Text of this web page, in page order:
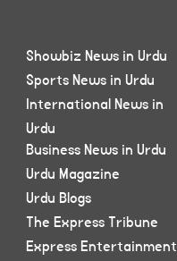
Showbiz News in Urdu
Sports News in Urdu
International News in
Urdu
Business News in Urdu
Urdu Magazine
Urdu Blogs
The Express Tribune
Express Entertainment